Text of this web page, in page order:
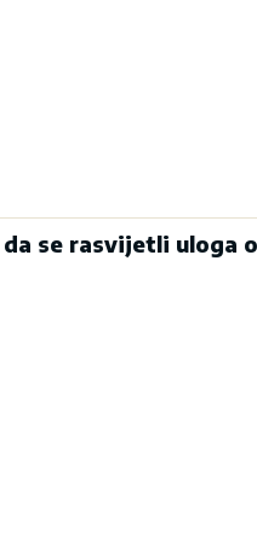
se rasvijetli uloga